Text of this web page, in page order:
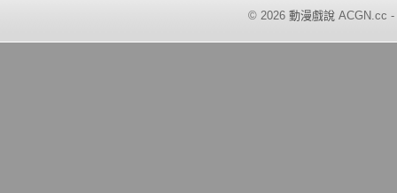
© 2026 動漫戲說 ACGN.cc